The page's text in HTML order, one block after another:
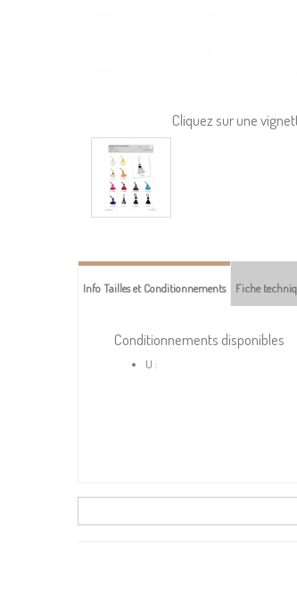
Cliquez sur une
Info Tailles et Conditionnements Fiche
Conditionnements disponibles
U :